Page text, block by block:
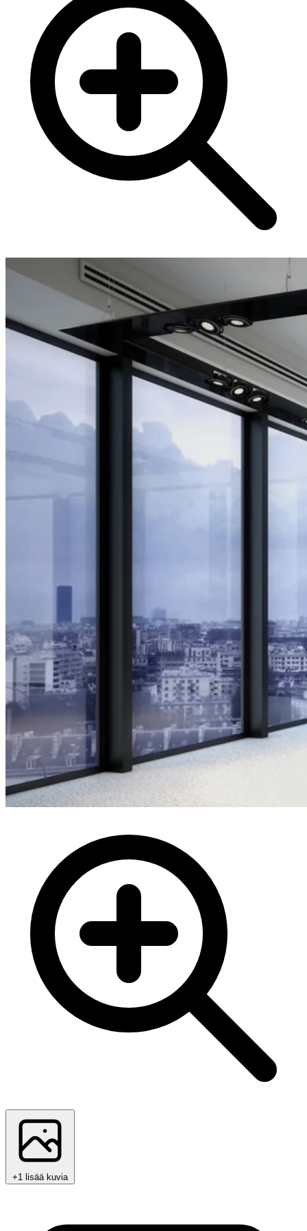
+1 lisää kuvia